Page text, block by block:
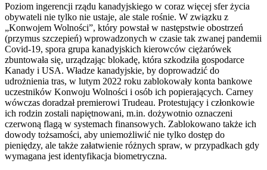
Poziom ingerencji rządu kanadyjskiego w coraz więcej sfer życia
obywateli nie tylko nie ustaje, ale stale rośnie. W związku z
„Konwojem Wolności”, który powstał w następstwie obostrzeń
(przymus szczepień) wprowadzonych w czasie tak zwanej pandemii
Covid-19, spora grupa kanadyjskich kierowców ciężarówek
zbuntowała się, urządzając blokadę, która szkodziła gospodarce
Kanady i USA. Władze kanadyjskie, by doprowadzić do
udrożnienia tras, w lutym 2022 roku zablokowały konta bankowe
uczestników Konwoju Wolności i osób ich popierających. Carney
wówczas doradzał premierowi Trudeau. Protestujący i członkowie
ich rodzin zostali napiętnowani, m.in. dożywotnio oznaczeni
czerwoną flagą w systemach finansowych. Zablokowano także ich
dowody tożsamości, aby uniemożliwić nie tylko dostęp do
pieniędzy, ale także załatwienie różnych spraw, w przypadkach gdy
wymagana jest identyfikacja biometryczna.